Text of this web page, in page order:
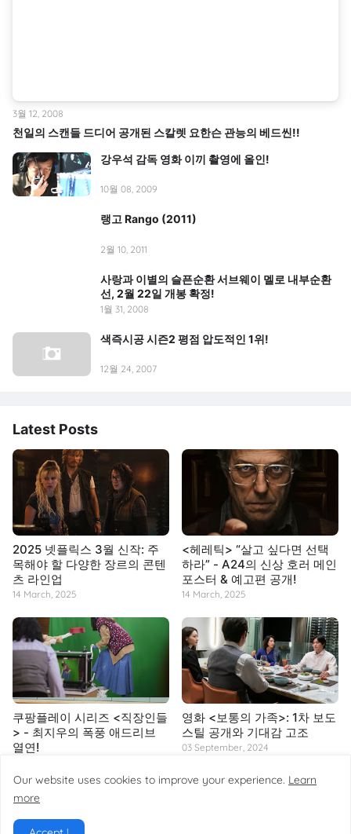
천일의 스캔들 드디어 공개된 스칼렛 요한슨 관능의 베드씬!!
3월 12, 2008
강우석 감독 영화 이끼 촬영에 올인!
10월 08, 2009
랭고 Rango (2011)
2월 10, 2011
사랑과 이별의 슬픈순환 서브웨이 멜로 내부순환
선, 2월 22일 개봉 확정!
1월 31, 2008
색즉시공 시즌2 평점 압도적인 1위!
12월 24, 2007
Latest Posts
2025 넷플릭스 3월 신작: 주
목해야 할 다양한 장르의 콘텐
츠 라인업
14 March, 2025
<헤레틱> “살고 싶다면 선택
하라” - A24의 신상 호러 메인
포스터 & 예고편 공개!
14 March, 2025
쿠팡플레이 시리즈 <직장인들
> - 최지우의 폭풍 애드리브
열연!
영화 <보통의 가족>: 1차 보도
스틸 공개와 기대감 고조
03 September, 2024
Our website uses cookies to improve your experience. Learn
more